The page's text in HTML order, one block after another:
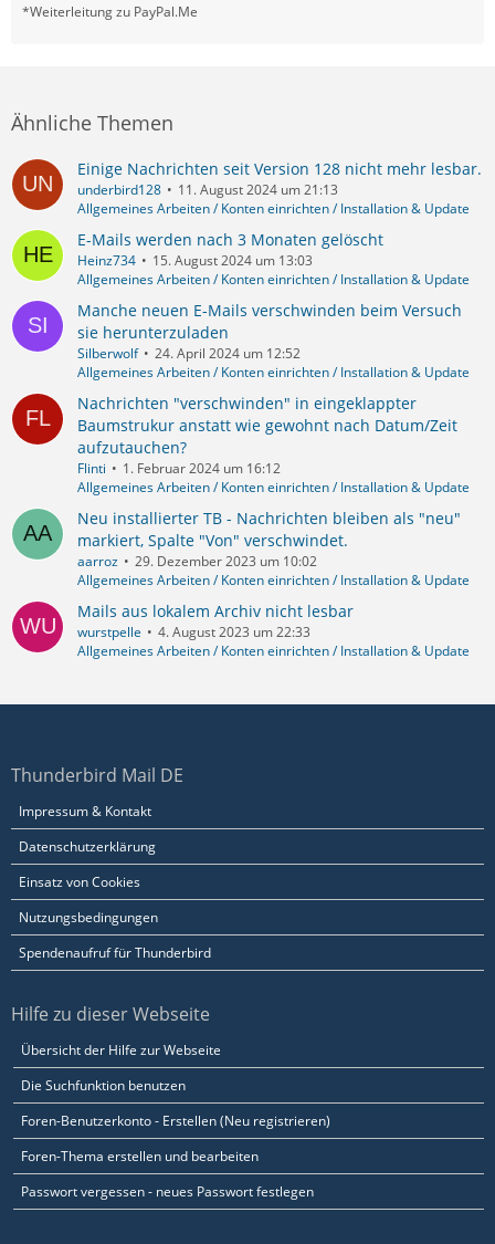
*Weiterleitung zu PayPal.Me
Ähnliche Themen
Einige Nachrichten seit Version 128 nicht mehr lesbar.
underbird128
11. August 2024 um 21:13
Allgemeines Arbeiten / Konten einrichten / Installation & Update
E-Mails werden nach 3 Monaten gelöscht
Heinz734
15. August 2024 um 13:03
Allgemeines Arbeiten / Konten einrichten / Installation & Update
Manche neuen E-Mails verschwinden beim Versuch
sie herunterzuladen
Silberwolf
24. April 2024 um 12:52
Allgemeines Arbeiten / Konten einrichten / Installation & Update
Nachrichten "verschwinden" in eingeklappter
Baumstrukur anstatt wie gewohnt nach Datum/Zeit
aufzutauchen?
Flinti
1. Februar 2024 um 16:12
Allgemeines Arbeiten / Konten einrichten / Installation & Update
Neu installierter TB - Nachrichten bleiben als "neu"
markiert, Spalte "Von" verschwindet.
aarroz
29. Dezember 2023 um 10:02
Allgemeines Arbeiten / Konten einrichten / Installation & Update
Mails aus lokalem Archiv nicht lesbar
wurstpelle
4. August 2023 um 22:33
Allgemeines Arbeiten / Konten einrichten / Installation & Update
Thunderbird Mail DE
Impressum & Kontakt
Datenschutzerklärung
Einsatz von Cookies
Nutzungsbedingungen
Spendenaufruf für Thunderbird
Hilfe zu dieser Webseite
Übersicht der Hilfe zur Webseite
Die Suchfunktion benutzen
Foren-Benutzerkonto - Erstellen (Neu registrieren)
Foren-Thema erstellen und bearbeiten
Passwort vergessen - neues Passwort festlegen